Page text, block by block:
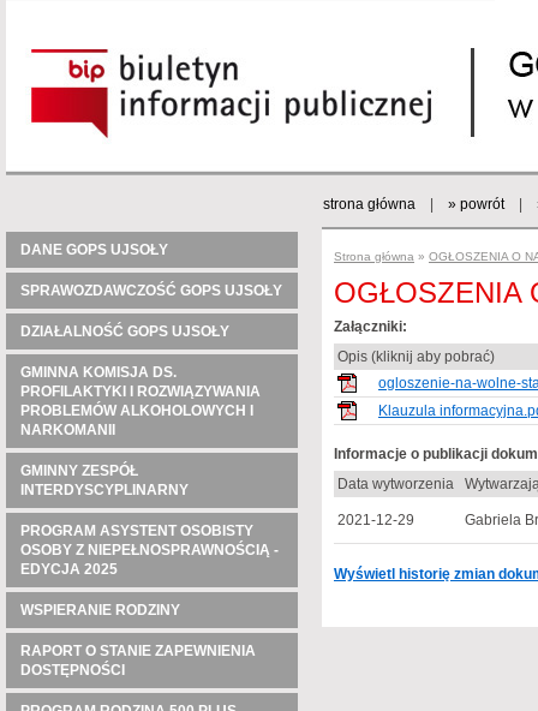
strona główna » powrót
DANE GOPS UJSOŁY
SPRAWOZDAWCZOŚĆ GOPS UJSOŁY
DZIAŁALNOŚĆ GOPS UJSOŁY
GMINNA KOMISJA DS.
PROFILAKTYKI I ROZWIĄZYWANIA
PROBLEMÓW ALKOHOLOWYCH I
NARKOMANII
GMINNY ZESPÓŁ
INTERDYSCYPLINARNY
PROGRAM ASYSTENT OSOBISTY
OSOBY Z NIEPEŁNOSPRAWNOŚCIĄ -
EDYCJA 2025
WSPIERANIE RODZINY
RAPORT O STANIE ZAPEWNIENIA
DOSTĘPNOŚCI
Strona główna » OGŁOSZENIA O
OGŁOSZENIA
Załączniki:
Opis (kliknij aby pobrać)
ogloszenie-na-wolne-
Klauzula
Informacje o publikacji
Data wytworzenia
2021-12-29 Gabriela
Wyświetl historię zmian